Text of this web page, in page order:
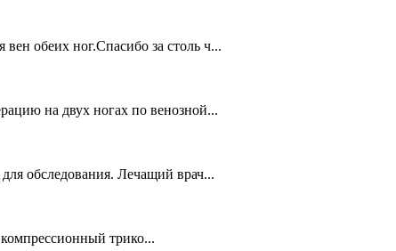
обеих ног.Спасибо за столь ч...
на двух ногах по венозной...
обследования. Лечащий врач...
трико...